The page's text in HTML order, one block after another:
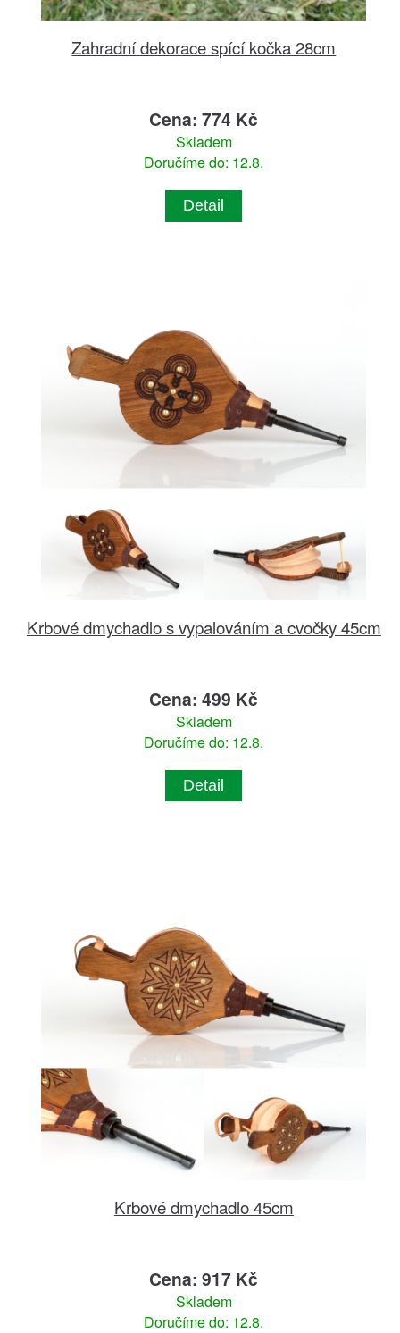
Zahradní dekorace spící kočka 28cm
Cena: 774 Kč
Skladem
Doručíme do: 12.8.
Detail
Krbové dmychadlo s vypalováním a cvočky 45cm
Cena: 499 Kč
Skladem
Doručíme do: 12.8.
Detail
Krbové dmychadlo 45cm
Cena: 917 Kč
Skladem
Doručíme do: 12.8.